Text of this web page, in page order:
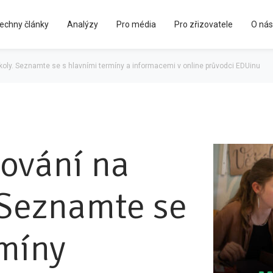
články Analýzy Pro média Pro zřizovatele
Kápézetka - průvodce pro zřizovatele
O nás
Seznamte se s hlavními termíny a informacemi v online průvodci EDUinu
na
se